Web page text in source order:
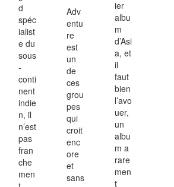
d
spéc
ialist
e du
sous
-
conti
nent
indie
n, il
n’est
pas
fran
che
men
Adv
entu
re
est
un
de
ces
grou
pes
qui
croit
enc
ore
et
sans
ier
albu
m
d’Asi
a, et
il
faut
bien
l’avo
uer,
un
albu
m a
rare
men
t